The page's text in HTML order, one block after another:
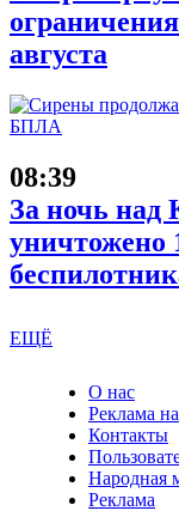
августа
08:39
За ночь над
уничтожено
ЕЩЁ
О нас
Реклама
Контакты
Народная
Реклама